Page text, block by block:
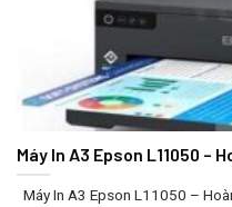
Máy In A3 Epson L11050 –
Máy In A3 Epson L11050 –